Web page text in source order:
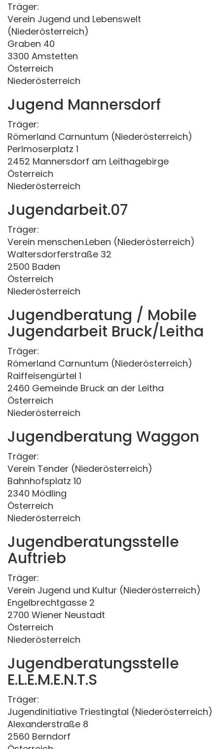
Träger:
Verein Jugend und Lebenswelt
(Niederösterreich)
Graben 40
3300 Amstetten
Österreich
Niederösterreich
Jugend Mannersdorf
Träger:
Römerland Carnuntum (Niederösterreich)
Perlmoserplatz 1
2452 Mannersdorf am Leithagebirge
Österreich
Niederösterreich
Jugendarbeit.07
Träger:
Verein menschen.Leben (Niederösterreich)
Waltersdorferstraße 32
2500 Baden
Österreich
Niederösterreich
Jugendberatung / Mobile
Jugendarbeit Bruck/Leitha
Träger:
Römerland Carnuntum (Niederösterreich)
Raiffeisengürtel 1
2460 Gemeinde Bruck an der Leitha
Österreich
Niederösterreich
Jugendberatung Waggon
Träger:
Verein Tender (Niederösterreich)
Bahnhofsplatz 10
2340 Mödling
Österreich
Niederösterreich
Jugendberatungsstelle
Auftrieb
Träger:
Verein Jugend und Kultur (Niederösterreich)
Engelbrechtgasse 2
2700 Wiener Neustadt
Österreich
Niederösterreich
Jugendberatungsstelle
E.L.E.M.E.N.T.S
Träger:
Jugendinitiative Triestingtal (Niederösterreich)
Alexanderstraße 8
2560 Berndorf